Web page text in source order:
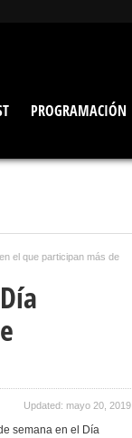
PROGRAMACIÓN
el que participan más de
Updated: mayo 20, 2019
semana en el Día